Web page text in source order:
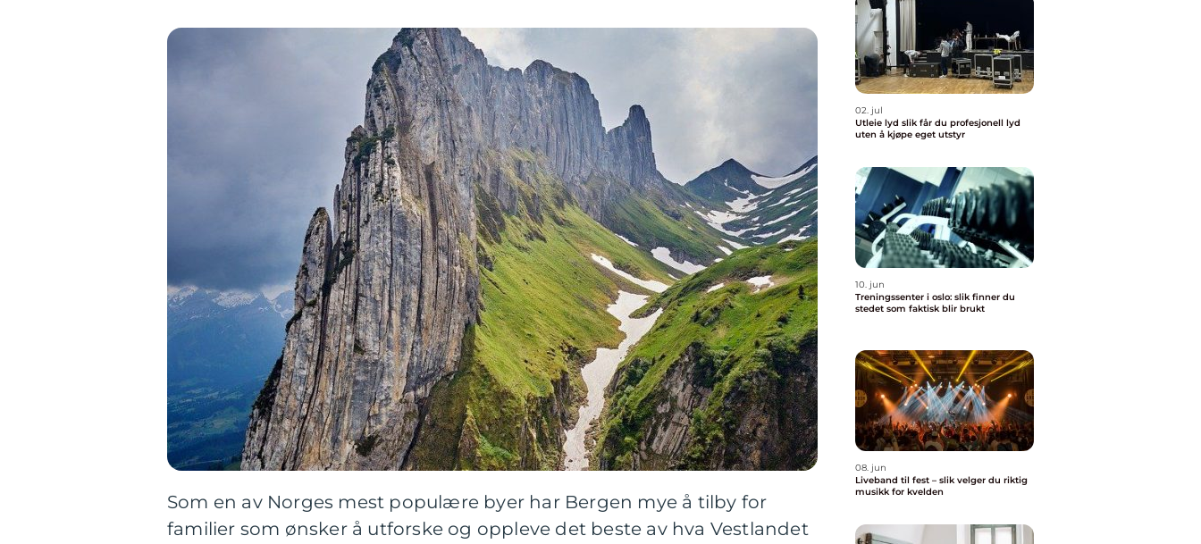
Som en av Norges mest populære byer har Bergen mye å tilby for
familier som ønsker å utforske og oppleve det beste av hva Vestlandet
02. jul
Utleie lyd slik får du profesjonell lyd
uten å kjøpe eget utstyr
10. jun
Treningssenter i oslo: slik finner du
stedet som faktisk blir brukt
08. jun
Liveband til fest – slik velger du riktig
musikk for kvelden